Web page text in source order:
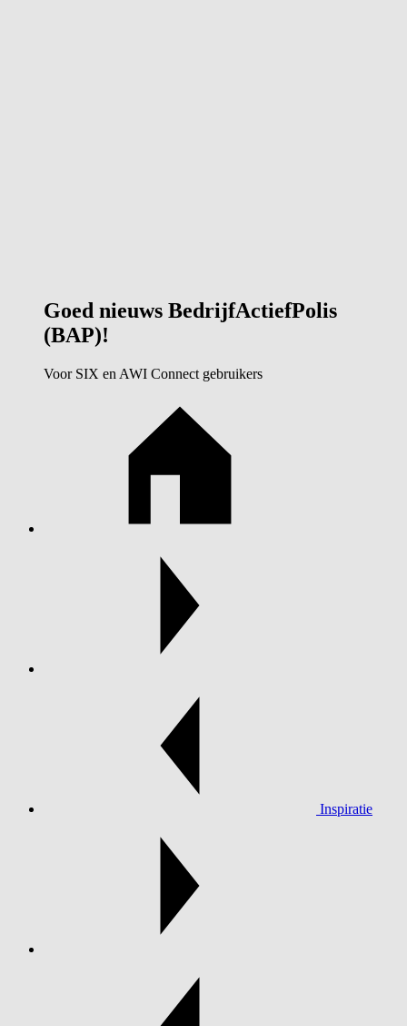
Goed nieuws BedrijfActiefPolis
(BAP)!
Voor SIX en AWI Connect gebruikers
Inspiratie